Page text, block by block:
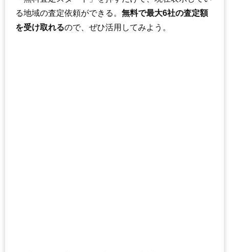
る地域の査定依頼ができる。 無料で最大6社の査定額
を受け取れるので、ぜひ活用してみよう。